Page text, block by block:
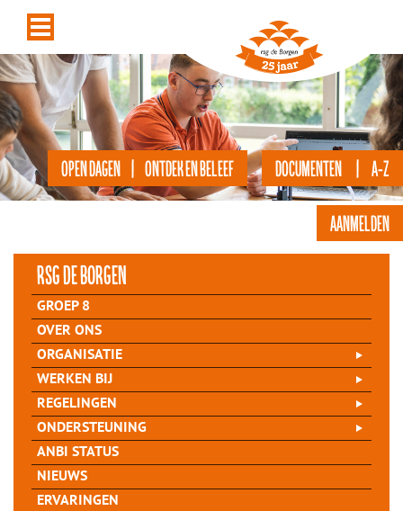
DOCUMENTEN | A-Z
OPEN DAGEN | ONTDEK EN BELEEF
AANMELDEN
rsg de Borgen
GROEP 8
OVER ONS
ORGANISATIE
WERKEN BIJ
REGELINGEN
ONDERSTEUNING
ANBI STATUS
NIEUWS
ERVARINGEN